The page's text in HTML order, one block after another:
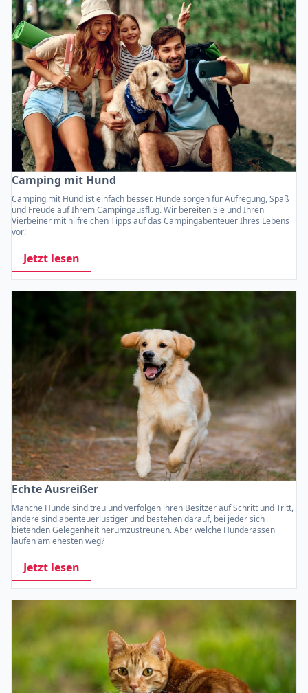
Camping mit Hund
Camping mit Hund ist einfach besser. Hunde sorgen für Aufregung, Spaß
und Freude auf Ihrem Campingausflug. Wir bereiten Sie und Ihren
Vierbeiner mit hilfreichen Tipps auf das Campingabenteuer Ihres Lebens
vor!
Jetzt lesen
Echte Ausreißer
Manche Hunde sind treu und verfolgen ihren Besitzer auf Schritt und Tritt,
andere sind abenteuerlustiger und bestehen darauf, bei jeder sich
bietenden Gelegenheit herumzustreunen. Aber welche Hunderassen
laufen am ehesten weg?
Jetzt lesen